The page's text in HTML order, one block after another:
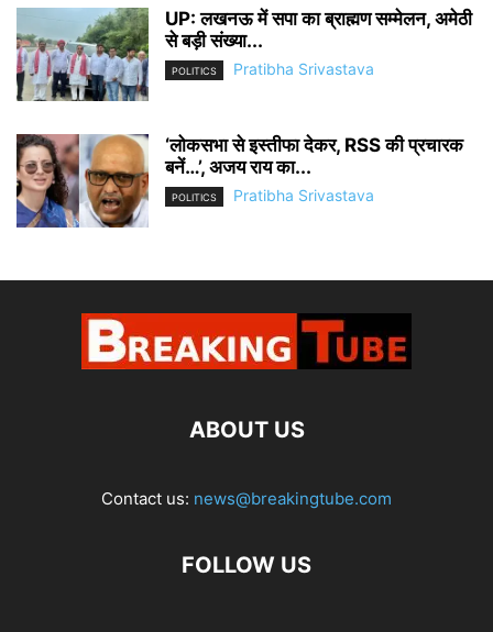
UP: लखनऊ में सपा का ब्राह्मण सम्मेलन, अमेठी
से बड़ी संख्या...
POLITICS Pratibha Srivastava
‘लोकसभा से इस्तीफा देकर, RSS की प्रचारक
बनें…’, अजय राय का...
POLITICS Pratibha Srivastava
ABOUT US
Contact us: news@breakingtube.com
FOLLOW US